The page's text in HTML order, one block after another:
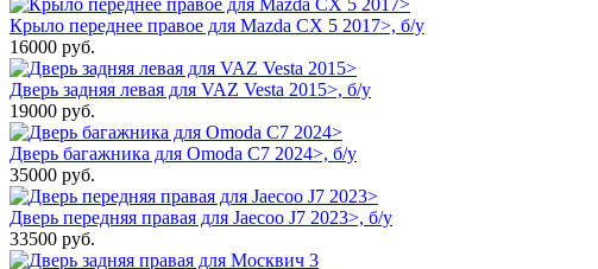
Крыло переднее правое для Mazda CX 5 2017>, б/у
16000 руб.
Дверь задняя левая для VAZ Vesta 2015>, б/у
19000 руб.
Дверь багажника для Omoda C7 2024>, б/у
35000 руб.
Дверь передняя правая для Jaecoo J7 2023>, б/у
33500 руб.